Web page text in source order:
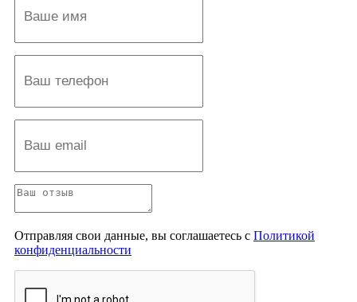
Отправляя свои данные, вы соглашаетесь с Политикой
конфиденциальности